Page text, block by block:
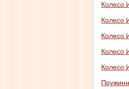
Колесо
Колесо
Колесо
Колесо
Колесо